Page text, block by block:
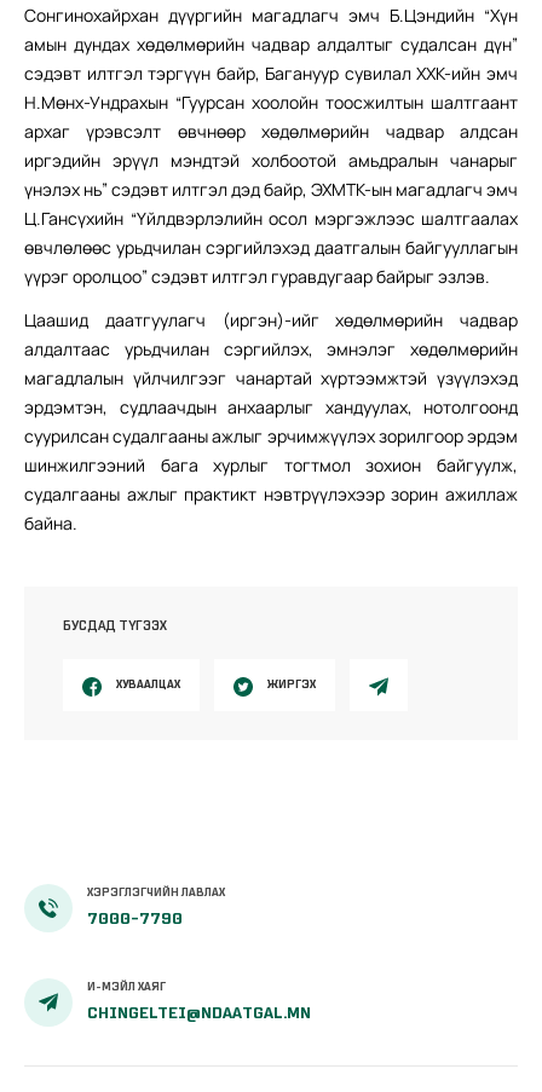
Сонгинохайрхан дүүргийн магадлагч эмч Б.Цэндийн “Хүн
амын дундах хөдөлмөрийн чадвар алдалтыг судалсан дүн”
сэдэвт илтгэл тэргүүн байр, Багануур сувилал ХХК-ийн эмч
Н.Мөнх-Ундрахын “Гуурсан хоолойн тоосжилтын шалтгаант
архаг үрэвсэлт өвчнөөр хөдөлмөрийн чадвар алдсан
иргэдийн эрүүл мэндтэй холбоотой амьдралын чанарыг
үнэлэх нь” сэдэвт илтгэл дэд байр, ЭХМТК-ын магадлагч эмч
Ц.Гансүхийн “Үйлдвэрлэлийн осол мэргэжлээс шалтгаалах
өвчлөлөөс урьдчилан сэргийлэхэд даатгалын байгууллагын
үүрэг оролцоо” сэдэвт илтгэл гуравдугаар байрыг эзлэв.
Цаашид даатгуулагч (иргэн)-ийг хөдөлмөрийн чадвар
алдалтаас урьдчилан сэргийлэх, эмнэлэг хөдөлмөрийн
магадлалын үйлчилгээг чанартай хүртээмжтэй үзүүлэхэд
эрдэмтэн, судлаачдын анхаарлыг хандуулах, нотолгоонд
суурилсан судалгааны ажлыг эрчимжүүлэх зорилгоор эрдэм
шинжилгээний бага хурлыг тогтмол зохион байгуулж,
судалгааны ажлыг практикт нэвтрүүлэхээр зорин ажиллаж
байна.
БУСДАД ТҮГЭЭХ
ХУВААЛЦАХ ЖИРГЭХ
ХЭРЭГЛЭГЧИЙН ЛАВЛАХ
7000-7790
И-МЭЙЛ ХАЯГ
CHINGELTEI@NDAATGAL.MN